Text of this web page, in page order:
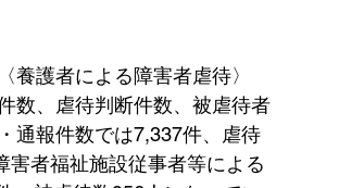
護者による障害者虐待〉
数、虐待判断件数、被虐待者
通報件数では7,337件、虐待
者福祉施設従事者等による